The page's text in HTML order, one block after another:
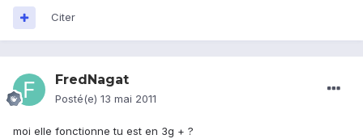
Citer
FredNagat
Posté(e) 13 mai 2011
moi elle fonctionne tu est en 3g + ?